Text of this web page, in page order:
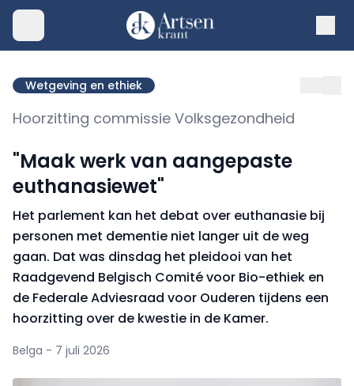
Wetgeving en ethiek
Hoorzitting commissie Volksgezondheid
"Maak werk van aangepaste
euthanasiewet"
Het parlement kan het debat over euthanasie bij
personen met dementie niet langer uit de weg
gaan. Dat was dinsdag het pleidooi van het
Raadgevend Belgisch Comité voor Bio-ethiek en
de Federale Adviesraad voor Ouderen tijdens een
hoorzitting over de kwestie in de Kamer.
Belga - 7 juli 2026